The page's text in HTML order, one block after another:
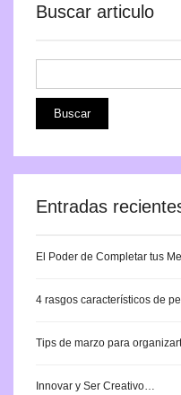
Buscar articulo
Entradas
El Poder de Completar tus
4 rasgos característicos de
Tips de marzo para
Innovar y Ser Creativo…